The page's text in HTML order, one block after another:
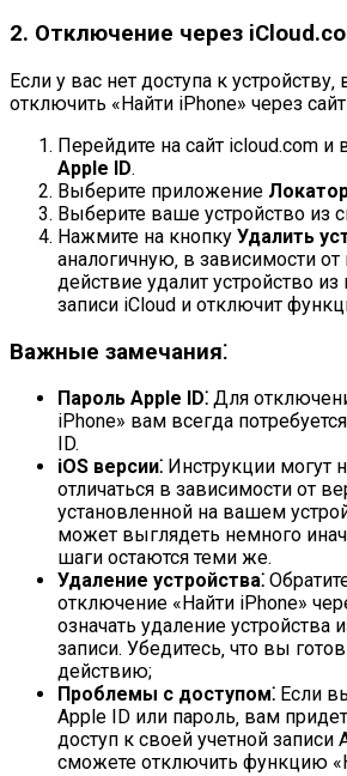
2. Отключение через
Если у вас нет доступа к
отключить «Найти iPhone» через
Перейдите на сайт icloud.com и
Apple ID.
Выберите приложение
Выберите ваше устройство из
Нажмите на кнопку Удалить
аналогичную‚ в зависимости
действие удалит устройство
записи iCloud и отключит
Важные замечания⁚
Пароль Apple ID⁚ Для
iPhone» вам всегда
ID.
iOS версии⁚ Инструкции могут
отличаться в зависимости от
установленной на вашем
может выглядеть немного
шаги остаются теми же.
Удаление устройства⁚
отключение «Найти iPhone»
означать удаление устройства
записи. Убедитесь‚ что вы
действию;
Проблемы с доступом⁚ Если
Apple ID или пароль‚ вам
доступ к своей учетной записи
сможете отключить функцию